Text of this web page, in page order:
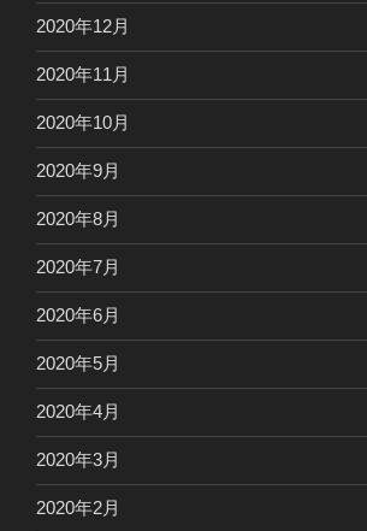
2020年12月
2020年11月
2020年10月
2020年9月
2020年8月
2020年7月
2020年6月
2020年5月
2020年4月
2020年3月
2020年2月